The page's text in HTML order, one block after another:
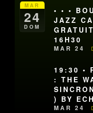
MAR
24
DOM
• • •
JAZZ
16H30
MAR 24
19:30 •
: THE
) BY
MAR 24